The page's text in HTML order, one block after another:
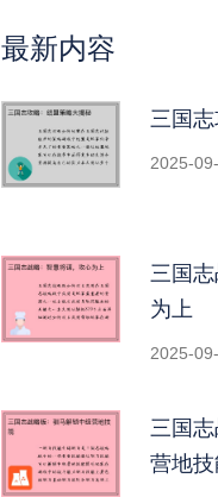
最新内容
三国
2025-
三国
为上
2025-
三国
营地